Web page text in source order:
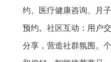
约、医疗健康咨询、月
预约。社区互动：用户
分享，营造社群氛围。